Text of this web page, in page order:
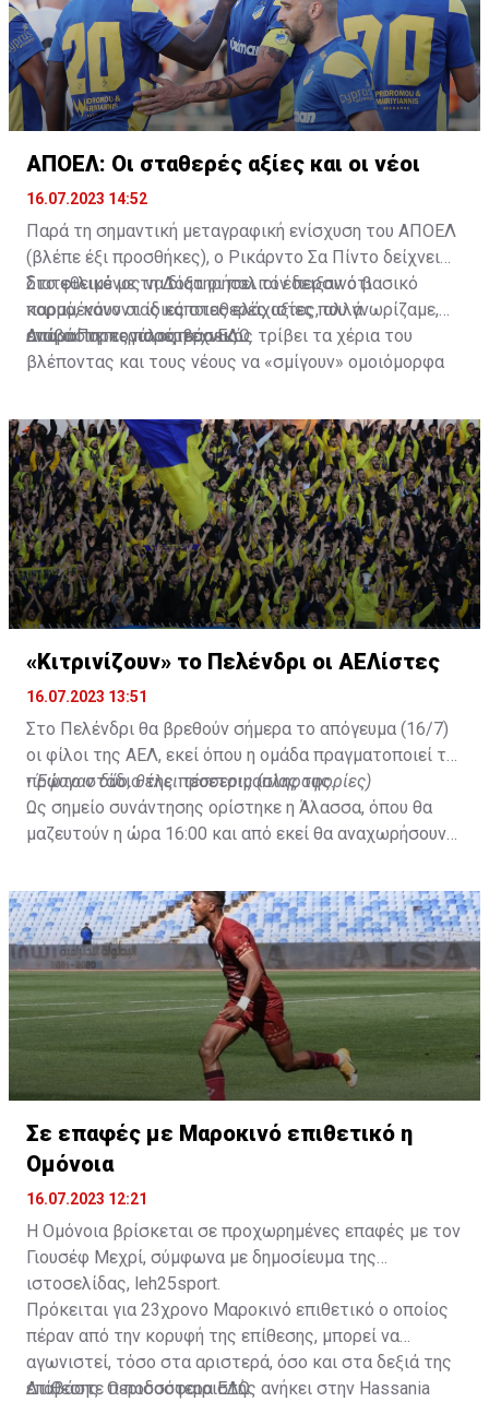
ΑΠΟΕΛ: Οι σταθερές αξίες και οι νέοι
16.07.2023 14:52
Παρά τη σημαντική μεταγραφική ενίσχυση του ΑΠΟΕΛ
(βλέπε έξι προσθήκες), ο Ρικάρντο Σα Πίντο δείχνει
διατεθειμένος να διατηρήσει τον περσινό βασικό
κορμό, κάνοντας κάποιες ελάχιστες, αλλά
απαραίτητες παρεμβάσεις.
Στο φιλικό με τη Δόξα οι παλιοί έδειξαν ότι
παραμένουν οι ίδιες σταθερές αξίες που γνωρίζαμε,
ενώ ο Πορτογάλος τεχνικός τρίβει τα χέρια του
βλέποντας και τους νέους να «σμίγουν» ομοιόμορφα
Διαβάστε περισσότεραΕΔΩ.
«Κιτρινίζουν» το Πελένδρι οι ΑΕΛίστες
16.07.2023 13:51
Στο Πελένδρι θα βρεθούν σήμερα το απόγευμα (16/7)
οι φίλοι της ΑΕΛ, εκεί όπου η ομάδα πραγματοποιεί το
πρώτο στάδιο της προετοιμασίας της.
•Έφυγαν δύο, θέλει τέσσερις (πληροφορίες)
Ως σημείο συνάντησης ορίστηκε η Άλασσα, όπου θα
μαζευτούν η ώρα 16:00 και από εκεί θα αναχωρήσουν
δώοσυν το παρών τους στην απογευματινή προπόνηση
της ομάδας.
Σε επαφές με Μαροκινό επιθετικό η
Ομόνοια
16.07.2023 12:21
Η Ομόνοια βρίσκεται σε προχωρημένες επαφές με τον
Γιουσέφ Μεχρί, σύμφωνα με δημοσίευμα της
ιστοσελίδας, leh25sport.
Πρόκειται για 23χρονο Μαροκινό επιθετικό ο οποίος
πέραν από την κορυφή της επίθεσης, μπορεί να
αγωνιστεί, τόσο στα αριστερά, όσο και στα δεξιά της
επίθεσης. Ο ποδοσφαιριστής ανήκει στην Hassania
Διαβάστε περισσότεραΕΔΩ.